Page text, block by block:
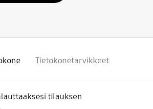
Tietokonetarvikkeet
tilauksen